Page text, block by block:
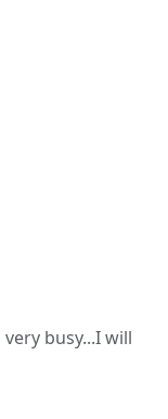
busy...I will